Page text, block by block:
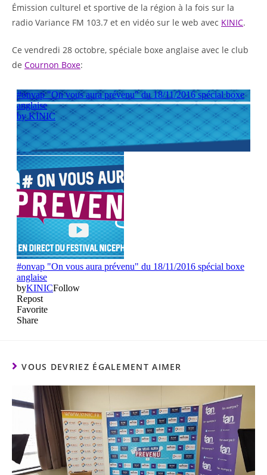
Émission culturel et sportive de la région à la fois sur la
radio Variance FM 103.7 et en vidéo sur le web avec KINIC.
Ce vendredi 28 octobre, spéciale boxe anglaise avec le club
de Cournon Boxe:
VOUS DEVRIEZ ÉGALEMENT AIMER